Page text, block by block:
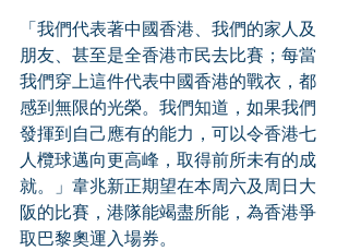
「我們代表著中國香港、我們的家人及
朋友、甚至是全香港市民去比賽；每當
我們穿上這件代表中國香港的戰衣，都
感到無限的光榮。我們知道，如果我們
發揮到自己應有的能力，可以令香港七
人欖球邁向更高峰，取得前所未有的成
就。」韋兆新正期望在本周六及周日大
阪的比賽，港隊能竭盡所能，為香港爭
取巴黎奧運入場券。